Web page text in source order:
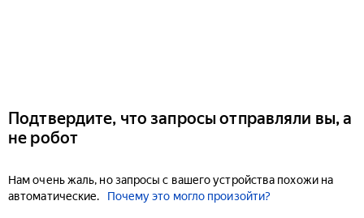
Подтвердите, что запросы отправляли вы, а
не робот
Нам очень жаль, но запросы с вашего устройства похожи на
автоматические.
Почему это могло произойти?